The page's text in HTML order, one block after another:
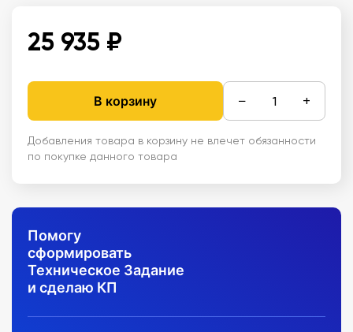
25 935 ₽
В корзину − +
Добавления товара в корзину не влечет обязанности
по покупке данного товара
Помогу
сформировать
Техническое Задание
и сделаю КП